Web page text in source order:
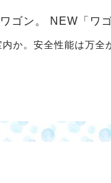
ゴン。 NEW「ワ
か。安全性能は万全